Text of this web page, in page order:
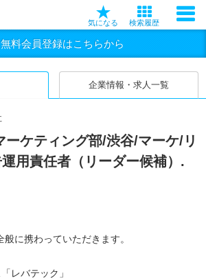
気になる 検索履歴
無料会員登録はこちらから
企業情報・求人一覧
ーケティング部/渋谷/マーケ/リ
用責任者（リーダー候補）.
に携わっていただきます。
レバテック」